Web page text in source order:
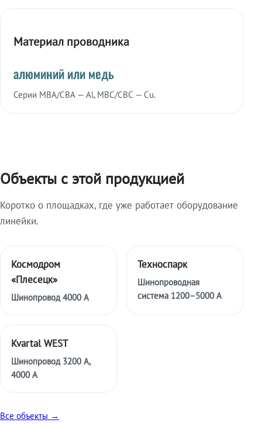
Материал проводника
алюминий или медь
Серии МВА/СВА — Al, МВС/СВС — Cu.
Объекты с этой продукцией
Коротко о площадках, где уже работает оборудование
линейки.
Космодром
«Плесецк»
Шинопровод 4000 А
Техноспарк
Шинопроводная
система 1200–5000 А
Kvartal WEST
Шинопровод 3200 А,
4000 А
Все объекты →